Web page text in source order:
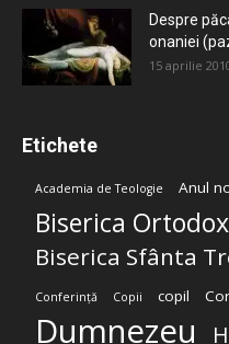
Despre
onaniei
15 aprilie
Etichete
Academia de Teologie Anul
Biserica
Biserica Sfânta
Conferință Copii copil
Dumnezeu